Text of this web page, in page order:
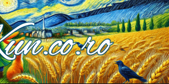
Kuncoro++